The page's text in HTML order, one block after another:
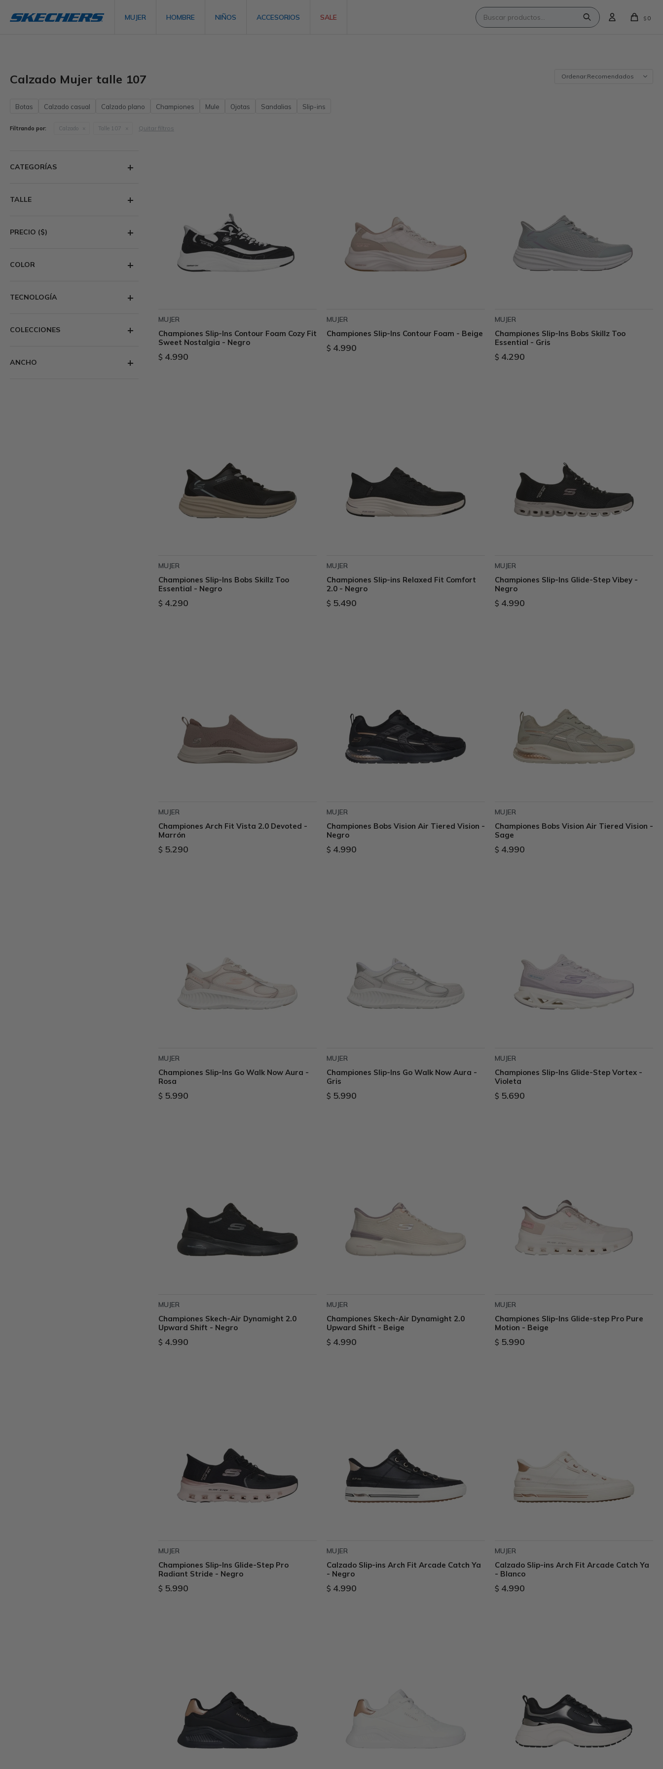
MUJER HOMBRE NIÑOS ACCESORIOS SALE $ 0
Calzado Mujer talle 107 Recomendados
Botas Calzado casual Calzado plano Championes Mule Ojotas Sandalias Slip-ins
Filtrando por: Calzado Talle 107 Quitar filtros
MUJER
Championes Slip-Ins Contour Foam Cozy Fit
Sweet Nostalgia - Negro
$ 4.990
MUJER
Championes Slip-Ins Contour Foam - Beige
$ 4.990
MUJER
Championes Slip-Ins Bobs Skillz Too
Essential - Gris
$ 4.290
MUJER
Championes Slip-Ins Bobs Skillz Too
Essential - Negro
$ 4.290
MUJER
Championes Slip-ins Relaxed Fit Comfort
2.0 - Negro
$ 5.490
MUJER
Championes Slip-Ins Glide-Step Vibey -
Negro
$ 4.990
MUJER
Championes Arch Fit Vista 2.0 Devoted -
Marrón
$ 5.290
MUJER
Championes Bobs Vision Air Tiered Vision -
Negro
$ 4.990
MUJER
Championes Bobs Vision Air Tiered Vision -
Sage
$ 4.990
MUJER
Championes Slip-Ins Go Walk Now Aura -
Rosa
$ 5.990
MUJER
Championes Slip-Ins Go Walk Now Aura -
Gris
$ 5.990
MUJER
Championes Slip-Ins Glide-Step Vortex -
Violeta
$ 5.690
MUJER
Championes Skech-Air Dynamight 2.0
Upward Shift - Negro
$ 4.990
MUJER
Championes Skech-Air Dynamight 2.0
Upward Shift - Beige
$ 4.990
MUJER
Championes Slip-Ins Glide-step Pro Pure
Motion - Beige
$ 5.990
MUJER
Championes Slip-Ins Glide-Step Pro
Radiant Stride - Negro
$ 5.990
MUJER
Calzado Slip-ins Arch Fit Arcade Catch Ya
- Negro
$ 4.990
MUJER
Calzado Slip-ins Arch Fit Arcade Catch Ya
- Blanco
$ 4.990
CATEGORÍAS
TALLE
PRECIO ($)
COLOR
TECNOLOGÍA
COLECCIONES
ANCHO